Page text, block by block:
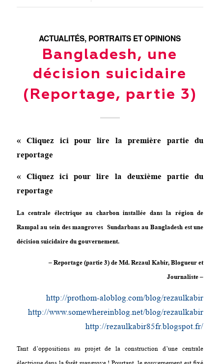
ACTUALITÉS, PORTRAITS ET OPINIONS
Bangladesh, une
décision suicidaire
(Reportage, partie 3)
« Cliquez ici pour lire la première partie du
reportage
« Cliquez ici pour lire la deuxième partie du
reportage
La centrale électrique au charbon installée dans la région de
Rampal au sein des mangroves Sundarbans au Bangladesh est une
décision suicidaire du gouvernement.
– Reportage (partie 3) de Md. Rezaul Kabir, Blogueur et
Journaliste –
http://prothom-aloblog.com/blog/rezaulkabir
http://www.somewhereinblog.net/blog/rezaulkabir
http://rezaulkabir85fr.blogspot.fr/
Tant d’oppositions au projet de la construction d’une centrale